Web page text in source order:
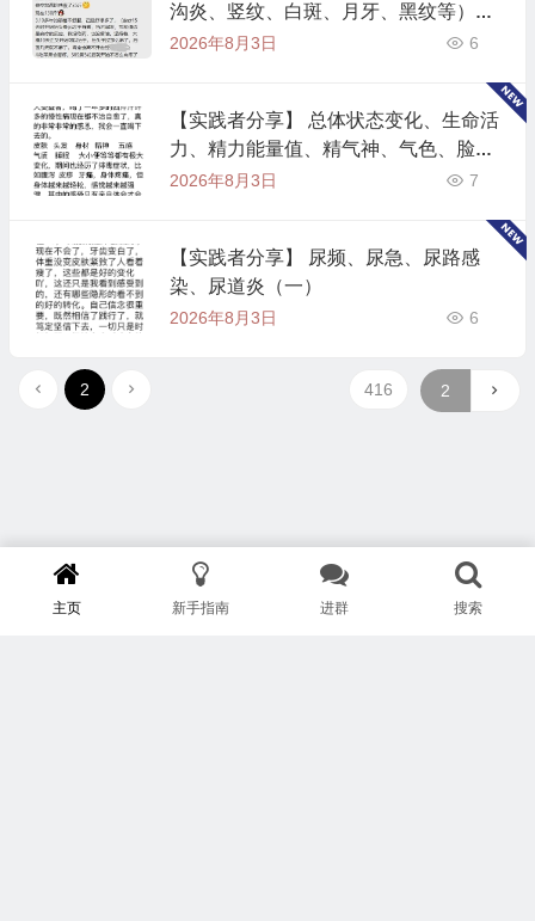
沟炎、竖纹、白斑、月牙、黑纹等）
（一）
2026年8月3日 6
【实践者分享】 总体状态变化、生命活
力、精力能量值、精气神、气色、脸
色、心态等的变化（一）
2026年8月3日 7
【实践者分享】 尿频、尿急、尿路感
染、尿道炎（一）
2026年8月3日 6
416
2
主页 新手指南 进群 搜索